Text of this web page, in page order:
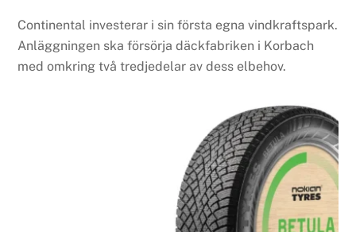
Continental investerar i sin första egna vindkraftspark.
Anläggningen ska försörja däckfabriken i Korbach
med omkring två tredjedelar av dess elbehov.